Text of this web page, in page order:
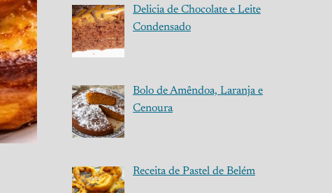
Delicia de Chocolate e Leite
Condensado
Bolo de Amêndoa, Laranja e
Cenoura
Receita de Pastel de Belém